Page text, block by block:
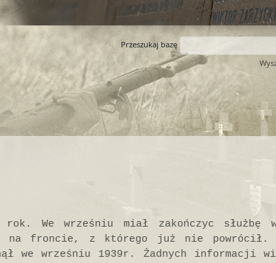
Przeszukaj bazę
We wrześniu miał zakończyc służbę
na froncie, z którego już nie powrócił.
we wrześniu 1939r. Żadnych informacji